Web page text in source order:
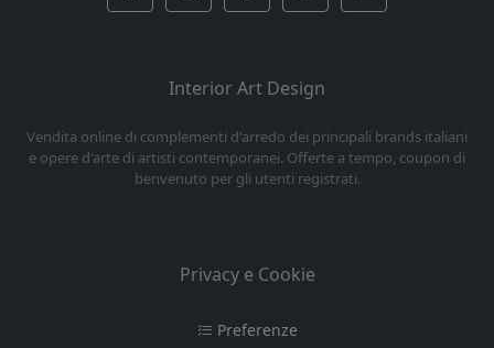
Interior Art Design
Vendita online di complementi d'arredo dei principali brands italiani
e opere d'arte di artisti contemporanei. Offerte a tempo, coupon di
benvenuto per gli utenti registrati.
Privacy e Cookie
Preferenze